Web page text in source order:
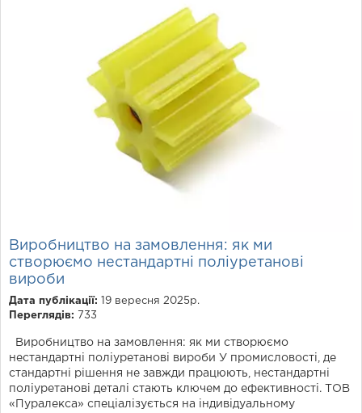
Виробництво на замовлення: як ми
створюємо нестандартні поліуретанові
вироби
Дата публікації: 19 вересня 2025р.
Переглядів: 733
Виробництво на замовлення: як ми створюємо
нестандартні поліуретанові вироби У промисловості, де
стандартні рішення не завжди працюють, нестандартні
поліуретанові деталі стають ключем до ефективності. ТОВ
«Пуралекса» спеціалізується на індивідуальному